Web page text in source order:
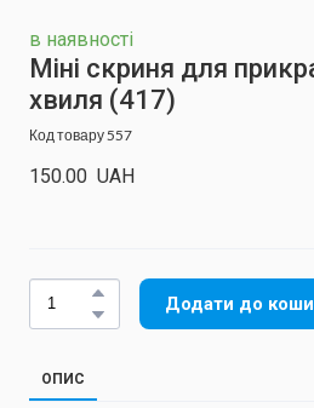
в наявності
Міні скриня для
хвиля (417)
Код товару 557
150.00  UAH
Додати до
ОПИС